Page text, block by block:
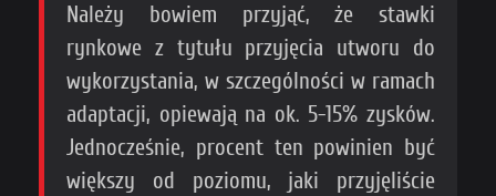
Należy bowiem przyjąć, że stawki
rynkowe z tytułu przyjęcia utworu do
wykorzystania, w szczególności w ramach
adaptacji, opiewają na ok. 5-15% zysków.
Jednocześnie, procent ten powinien być
większy od poziomu, jaki przyjęliście